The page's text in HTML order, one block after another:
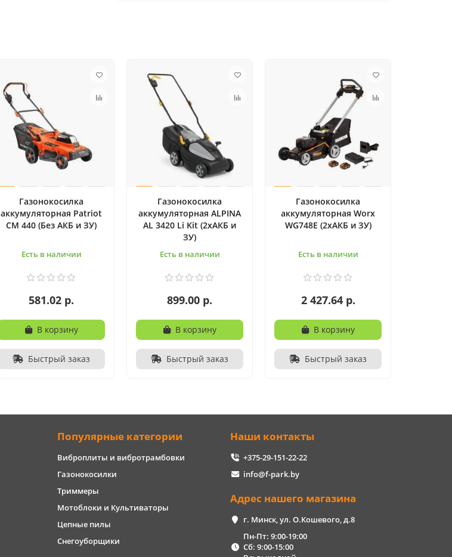
Газонокосилка
аккумуляторная Patriot
CM 440 (Без АКБ и ЗУ)
Есть в наличии
581.02 р.
В корзину
Быстрый заказ
Газонокосилка
аккумуляторная ALPINA
AL 3420 Li Kit (2хАКБ и
ЗУ)
Есть в наличии
899.00 р.
В корзину
Быстрый заказ
Газонокосилка
аккумуляторная Worx
WG748E (2хАКБ и ЗУ)
Есть в наличии
2 427.64 р.
В корзину
Быстрый заказ
Популярные категории
Виброплиты и вибротрамбовки
Газонокосилки
Триммеры
Мотоблоки и Культиваторы
Цепные пилы
Снегоуборщики
Наши контакты
+375-29-151-22-22
info@f-park.by
Адрес нашего магазина
г. Минск, ул. О.Кошевого, д.8
Пн-Пт: 9:00-19:00
Сб: 9:00-15:00